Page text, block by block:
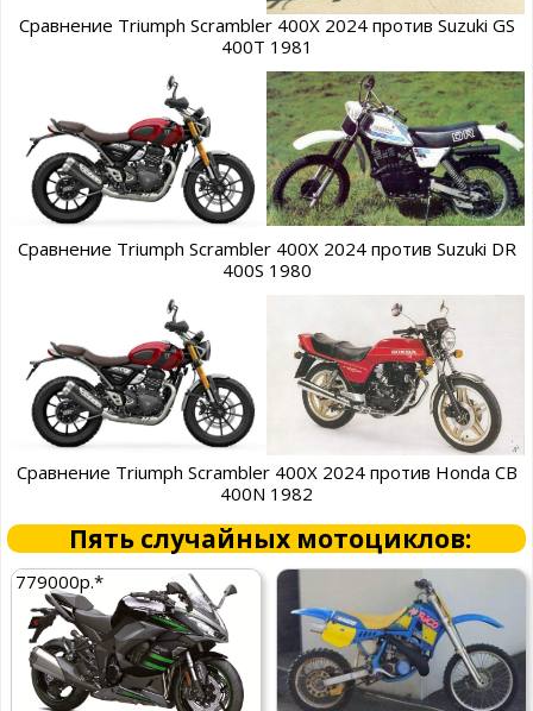
Сравнение Triumph Scrambler 400X 2024 против Suzuki GS
400T 1981
Сравнение Triumph Scrambler 400X 2024 против Suzuki DR
400S 1980
Сравнение Triumph Scrambler 400X 2024 против Honda CB
400N 1982
Пять случайных мотоциклов:
779000р.*